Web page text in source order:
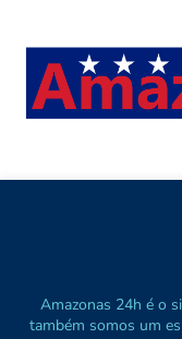
Amazonas 24h é o
também somos um